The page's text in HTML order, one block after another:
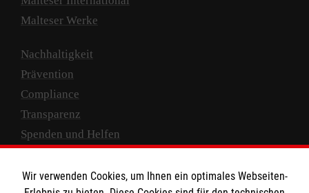
Malteser Werke
Nachhaltigkeit
Prävention
Compliance
Transparenz
Spenden und Helfen
Wir verwenden Cookies, um Ihnen ein optimales Webseiten-